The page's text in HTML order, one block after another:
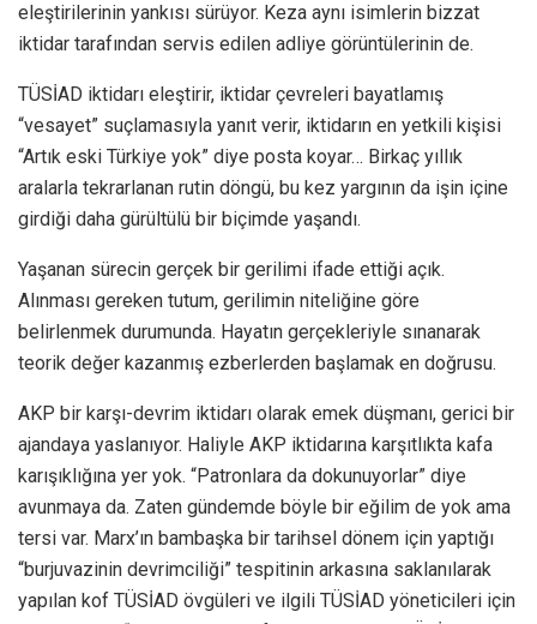
eleştirilerinin yankısı sürüyor. Keza aynı isimlerin bizzat
iktidar tarafından servis edilen adliye görüntülerinin de.
TÜSİAD iktidarı eleştirir, iktidar çevreleri bayatlamış
“vesayet” suçlamasıyla yanıt verir, iktidarın en yetkili kişisi
“Artık eski Türkiye yok” diye posta koyar… Birkaç yıllık
aralarla tekrarlanan rutin döngü, bu kez yargının da işin içine
girdiği daha gürültülü bir biçimde yaşandı.
Yaşanan sürecin gerçek bir gerilimi ifade ettiği açık.
Alınması gereken tutum, gerilimin niteliğine göre
belirlenmek durumunda. Hayatın gerçekleriyle sınanarak
teorik değer kazanmış ezberlerden başlamak en doğrusu.
AKP bir karşı-devrim iktidarı olarak emek düşmanı, gerici bir
ajandaya yaslanıyor. Haliyle AKP iktidarına karşıtlıkta kafa
karışıklığına yer yok. “Patronlara da dokunuyorlar” diye
avunmaya da. Zaten gündemde böyle bir eğilim de yok ama
tersi var. Marx’ın bambaşka bir tarihsel dönem için yaptığı
“burjuvazinin devrimciliği” tespitinin arkasına saklanılarak
yapılan kof TÜSİAD övgüleri ve ilgili TÜSİAD yöneticileri için